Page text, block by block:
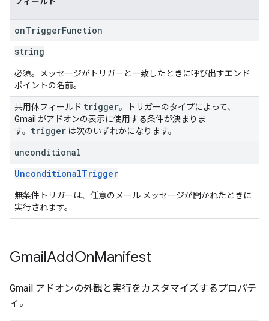
onTriggerFunction
string
必須。メッセージがトリガーと一致したときに呼び出すエンド
ポイントの名前。
共用体フィールド trigger。トリガーのタイプによって、
Gmail がアドオンの表示に使用する条件が決まりま
す。 trigger は次のいずれかになります。
unconditional
UnconditionalTrigger
無条件トリガーは、任意のメール メッセージが開かれたときに
実行されます。
GmailAddOnManifest
Gmail アドオンの外観と実行をカスタマイズするプロパテ
ィ。